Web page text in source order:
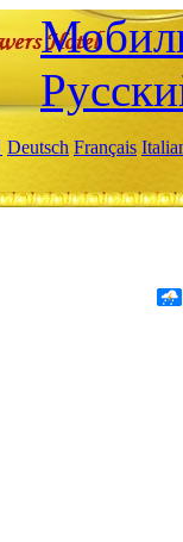
Deutsch Français